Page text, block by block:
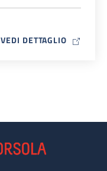
VEDI DETTAGLIO MAP ICON